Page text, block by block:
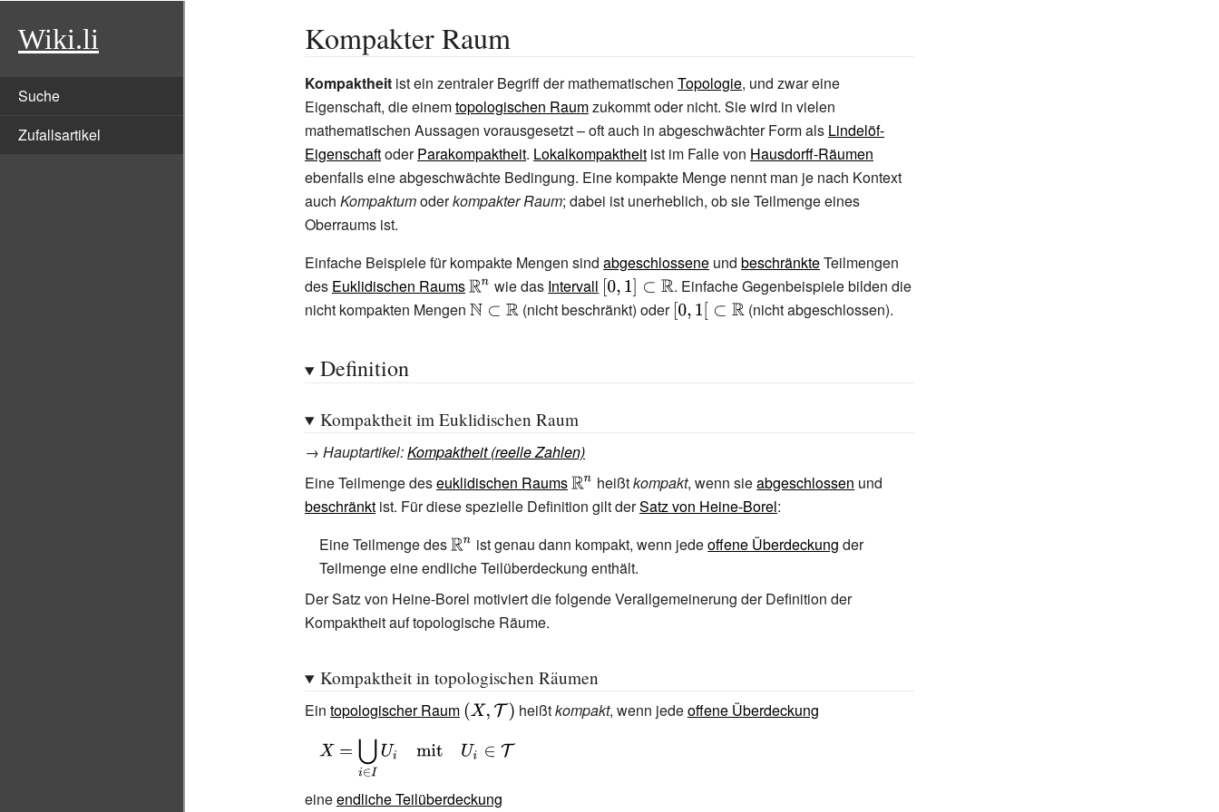
Wiki.li
Suche
Zufallsartikel
Kompakter Raum
Kompaktheit ist ein zentraler Begriff der mathematischen Topologie, und zwar eine
Eigenschaft, die einemtopologischen Raumzukommt oder nicht. Sie wird in vielen
mathematischen Aussagen vorausgesetzt – oft auch in abgeschwächter Form als Lindelöf-
EigenschaftoderParakompaktheit. Lokalkompaktheit ist im Falle von Hausdorff-Räumen
ebenfalls eine abgeschwächte Bedingung. Eine kompakte Menge nennt man je nach Kontext
auch Kompaktumoderkompakter Raum; dabei ist unerheblich, ob sie Teilmenge eines
Oberraums ist.
Einfache Beispiele für kompakte Mengen sind abgeschlossene und beschränkteTeilmengen
des Euklidischen Raums{\displaystyle
\mathbb {R}
wie das Intervall {\displaystyle
[0,1]\subset
. Einfache Gegenbeispiele bilden die
nicht kompakten Mengen {\displaystyle(nicht beschränkt) oder {\displaystyle(nicht abgeschlossen).
Definition
Kompaktheit im Euklidischen Raum
→ Hauptartikel:Kompaktheit (reelle Zahlen)
Eine Teilmenge deseuklidischen Raums{\displaystyle
\mathbb {R}
heißtkompakt, wenn sieabgeschlossen und
beschränkt ist. Für diese spezielle Definition gilt derSatz von Heine-Borel:
Eine Teilmenge des{\displaystyle
\mathbb {R}
^{n}}
ist genau dann kompakt, wenn jedeoffene Überdeckung der
Teilmenge eine endliche Teilüberdeckung enthält.
Der Satz von Heine-Borel motiviert die folgende Verallgemeinerung der Definition der
Kompaktheit auf topologische Räume.
Kompaktheit in topologischen Räumen
Ein topologischer Raum {\displaystyle
{T}})}
heißtkompakt, wenn jedeoffene Überdeckung
{\displaystyle
X=\bigcup
_{i\in
eineendliche Teilüberdeckung